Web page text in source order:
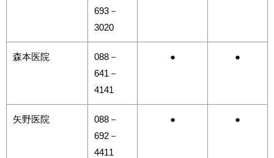
693－
3020
森本医院
088－
641－
4141
● ●
矢野医院
088－
692－
4411
● ●